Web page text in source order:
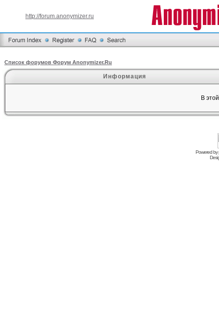
http://forum.anonymizer.ru
Список форумов Форум Anonymizer.Ru
Информация
В
Powered by